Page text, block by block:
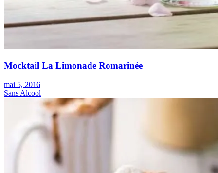
Mocktail La Limonade Romarinée
mai 5, 2016
Sans Alcool